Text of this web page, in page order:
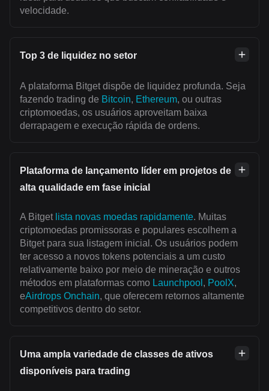
velocidade.
Top 3 de liquidez no setor
A plataforma Bitget dispõe de liquidez profunda. Seja
fazendo trading de Bitcoin, Ethereum, ou outras
criptomoedas, os usuários aproveitam baixa
derrapagem e execução rápida de ordens.
Plataforma de lançamento líder em projetos de
alta qualidade em fase inicial
A Bitget lista novas moedas rapidamente. Muitas
criptomoedas promissoras e populares escolhem a
Bitget para sua listagem inicial. Os usuários podem
ter acesso a novos tokens potenciais a um custo
relativamente baixo por meio de mineração e outros
métodos em plataformas como Launchpool , PoolX,
eAirdrops Onchain, que oferecem retornos altamente
competitivos dentro do setor.
Uma ampla variedade de classes de ativos
disponíveis para trading